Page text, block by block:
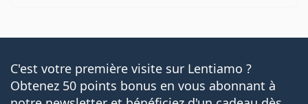
C'est votre première visite sur Lentiamo ?
Obtenez 50 points bonus en vous abonnant à